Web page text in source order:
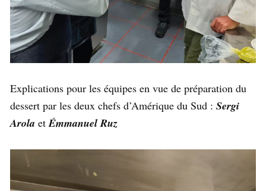
Explications pour les équipes en vue de préparation du
dessert par les deux chefs d’Amérique du Sud : Sergi
Arola etÉmmanuel Ruz